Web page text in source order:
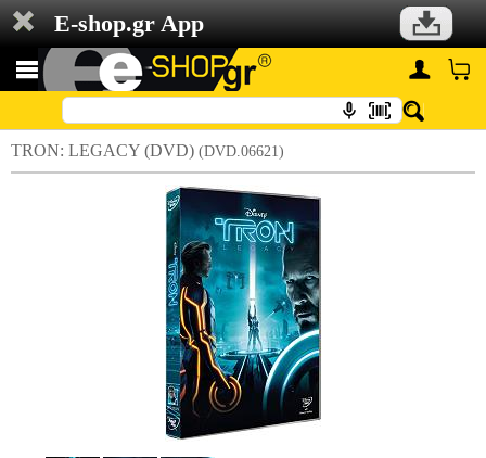
E-shop.gr App
TRON: LEGACY (DVD) (DVD.06621)